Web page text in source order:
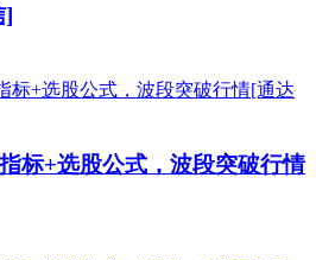
]
标+选股公式，波段突破行情